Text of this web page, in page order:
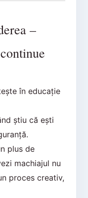
–
în educație
știu că ești
plus de
machiajul nu
proces creativ,